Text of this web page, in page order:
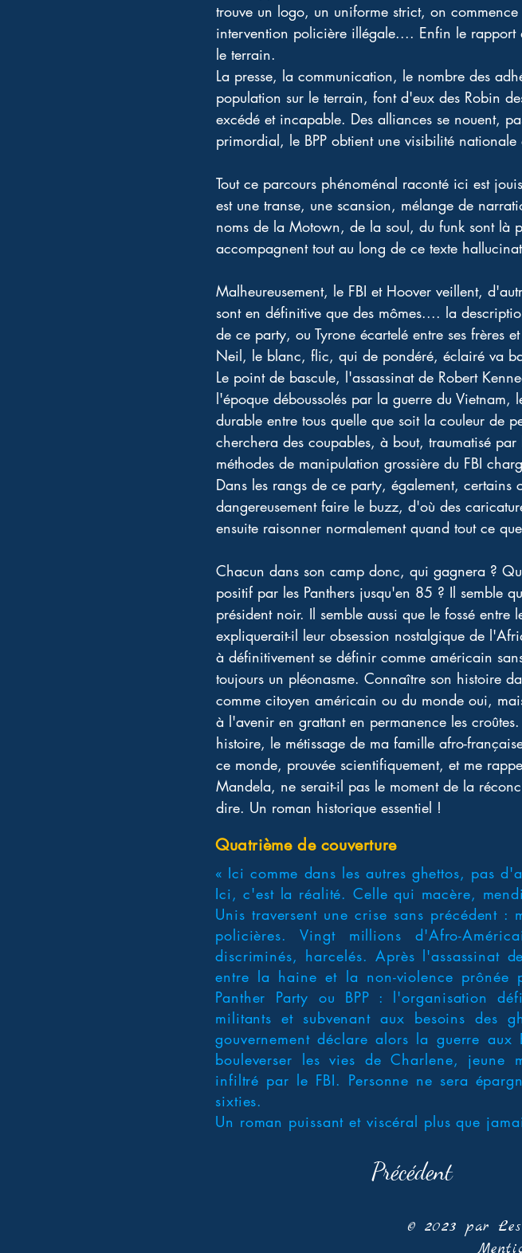
trouve un logo, un uniforme strict, on
intervention policière illégale.... Enfin le
le terrain.
La presse, la communication, le nombre des
population sur le terrain, font d'eux des Robin
excédé et incapable. Des alliances se nouent,
primordial, le BPP obtient une visibilité
Tout ce parcours phénoménal raconté ici est
est une transe, une scansion, mélange de
noms de la Motown, de la soul, du funk sont là
accompagnent tout au long de ce texte
Malheureusement, le FBI et Hoover veillent,
sont en définitive que des mômes.... la
de ce party, ou Tyrone écartelé entre ses
Neil, le blanc, flic, qui de pondéré, éclairé va
Le point de bascule, l'assassinat de Robert
l'époque déboussolés par la guerre du Vietnam,
durable entre tous quelle que soit la couleur de
cherchera des coupables, à bout, traumatisé
méthodes de manipulation grossière du FBI
Dans les rangs de ce party, également,
dangereusement faire le buzz, d'où des
ensuite raisonner normalement quand tout ce
Chacun dans son camp donc, qui gagnera ?
positif par les Panthers jusqu'en 85 ? Il semble
président noir. Il semble aussi que le fossé
expliquerait-il leur obsession nostalgique de
à définitivement se définir comme américain
toujours un pléonasme. Connaître son histoire
comme citoyen américain ou du monde oui,
à l'avenir en grattant en permanence les
histoire, le métissage de ma famille afro-
ce monde, prouvée scientifiquement, et me
Mandela, ne serait-il pas le moment de la
dire. Un roman historique essentiel !
Quatrième de couverture
« Ici comme dans les autres ghettos, pas
Ici, c'est la réalité. Celle qui macère,
Unis traversent une crise sans précédent :
policières. Vingt millions d'Afro-
discriminés, harcelés. Après l'assassinat
entre la haine et la non-violence prônée
Panther Party ou BPP : l'organisation
militants et subvenant aux besoins des
gouvernement déclare alors la guerre
bouleverser les vies de Charlene,
infiltré par le FBI. Personne ne sera
sixties.
Un roman puissant et viscéral plus que
Précédent
© 2023 par